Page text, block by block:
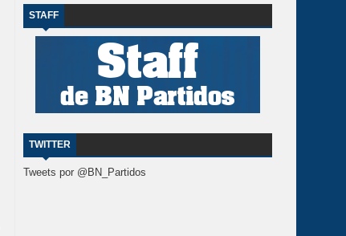
STAFF
TWITTER
Tweets por @BN_Partidos